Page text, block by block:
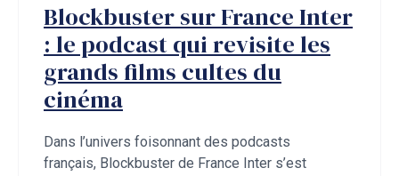
Blockbuster sur France Inter
: le podcast qui revisite les
grands films cultes du
cinéma
Dans l’univers foisonnant des podcasts
français, Blockbuster de France Inter s’est